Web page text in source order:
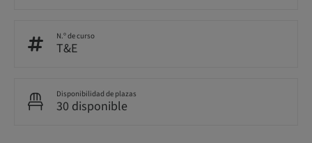
N.º de curso
T&E
Disponibilidad de plazas
30 disponible